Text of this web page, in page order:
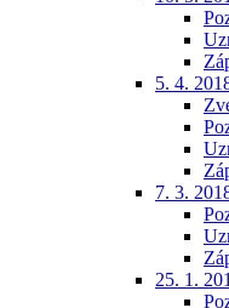
5. 4.
7. 3.
25. 1.